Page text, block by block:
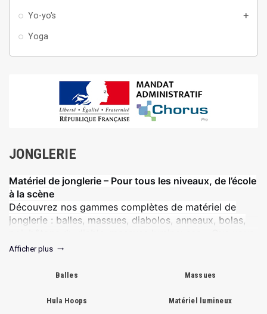
Yo-yo's add
Yoga
JONGLERIE
Matériel de jonglerie – Pour tous les niveaux, de l’école
à la scène
Découvrez nos gammes complètes de matériel de
jonglerie : balles, massues, diabolos, anneaux, bolas,
soyez débutant, professionnel ou école de cirque,
durabilité et confort garantis.
Afficher plus trending_flat
Balles Massues
Hula Hoops Matériel lumineux